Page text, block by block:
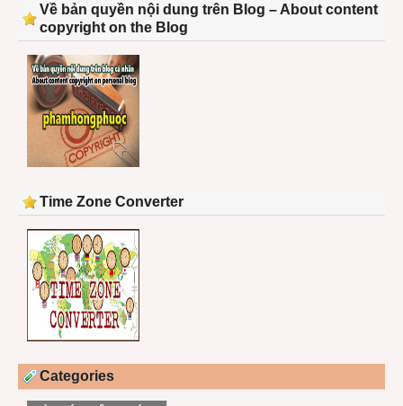
Về bản quyền nội dung trên Blog – About content
copyright on the Blog
Time Zone Converter
Categories